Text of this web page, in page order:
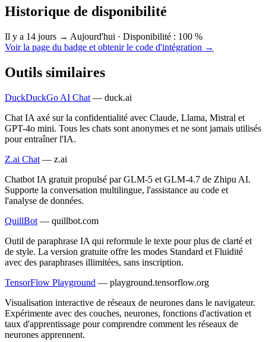
Historique de disponibilité
Il y a 14 jours → Aujourd'hui · Disponibilité : 100 %
Voir la page du badge et obtenir le code d'intégration →
Outils similaires
DuckDuckGo AI Chat — duck.ai
Chat IA axé sur la confidentialité avec Claude, Llama, Mistral et
GPT-4o mini. Tous les chats sont anonymes et ne sont jamais utilisés
pour entraîner l'IA.
Z.ai Chat — z.ai
Chatbot IA gratuit propulsé par GLM-5 et GLM-4.7 de Zhipu AI.
Supporte la conversation multilingue, l'assistance au code et
l'analyse de données.
QuillBot — quillbot.com
Outil de paraphrase IA qui reformule le texte pour plus de clarté et
de style. La version gratuite offre les modes Standard et Fluidité
avec des paraphrases illimitées, sans inscription.
TensorFlow Playground — playground.tensorflow.org
Visualisation interactive de réseaux de neurones dans le navigateur.
Expérimente avec des couches, neurones, fonctions d'activation et
taux d'apprentissage pour comprendre comment les réseaux de
neurones apprennent.